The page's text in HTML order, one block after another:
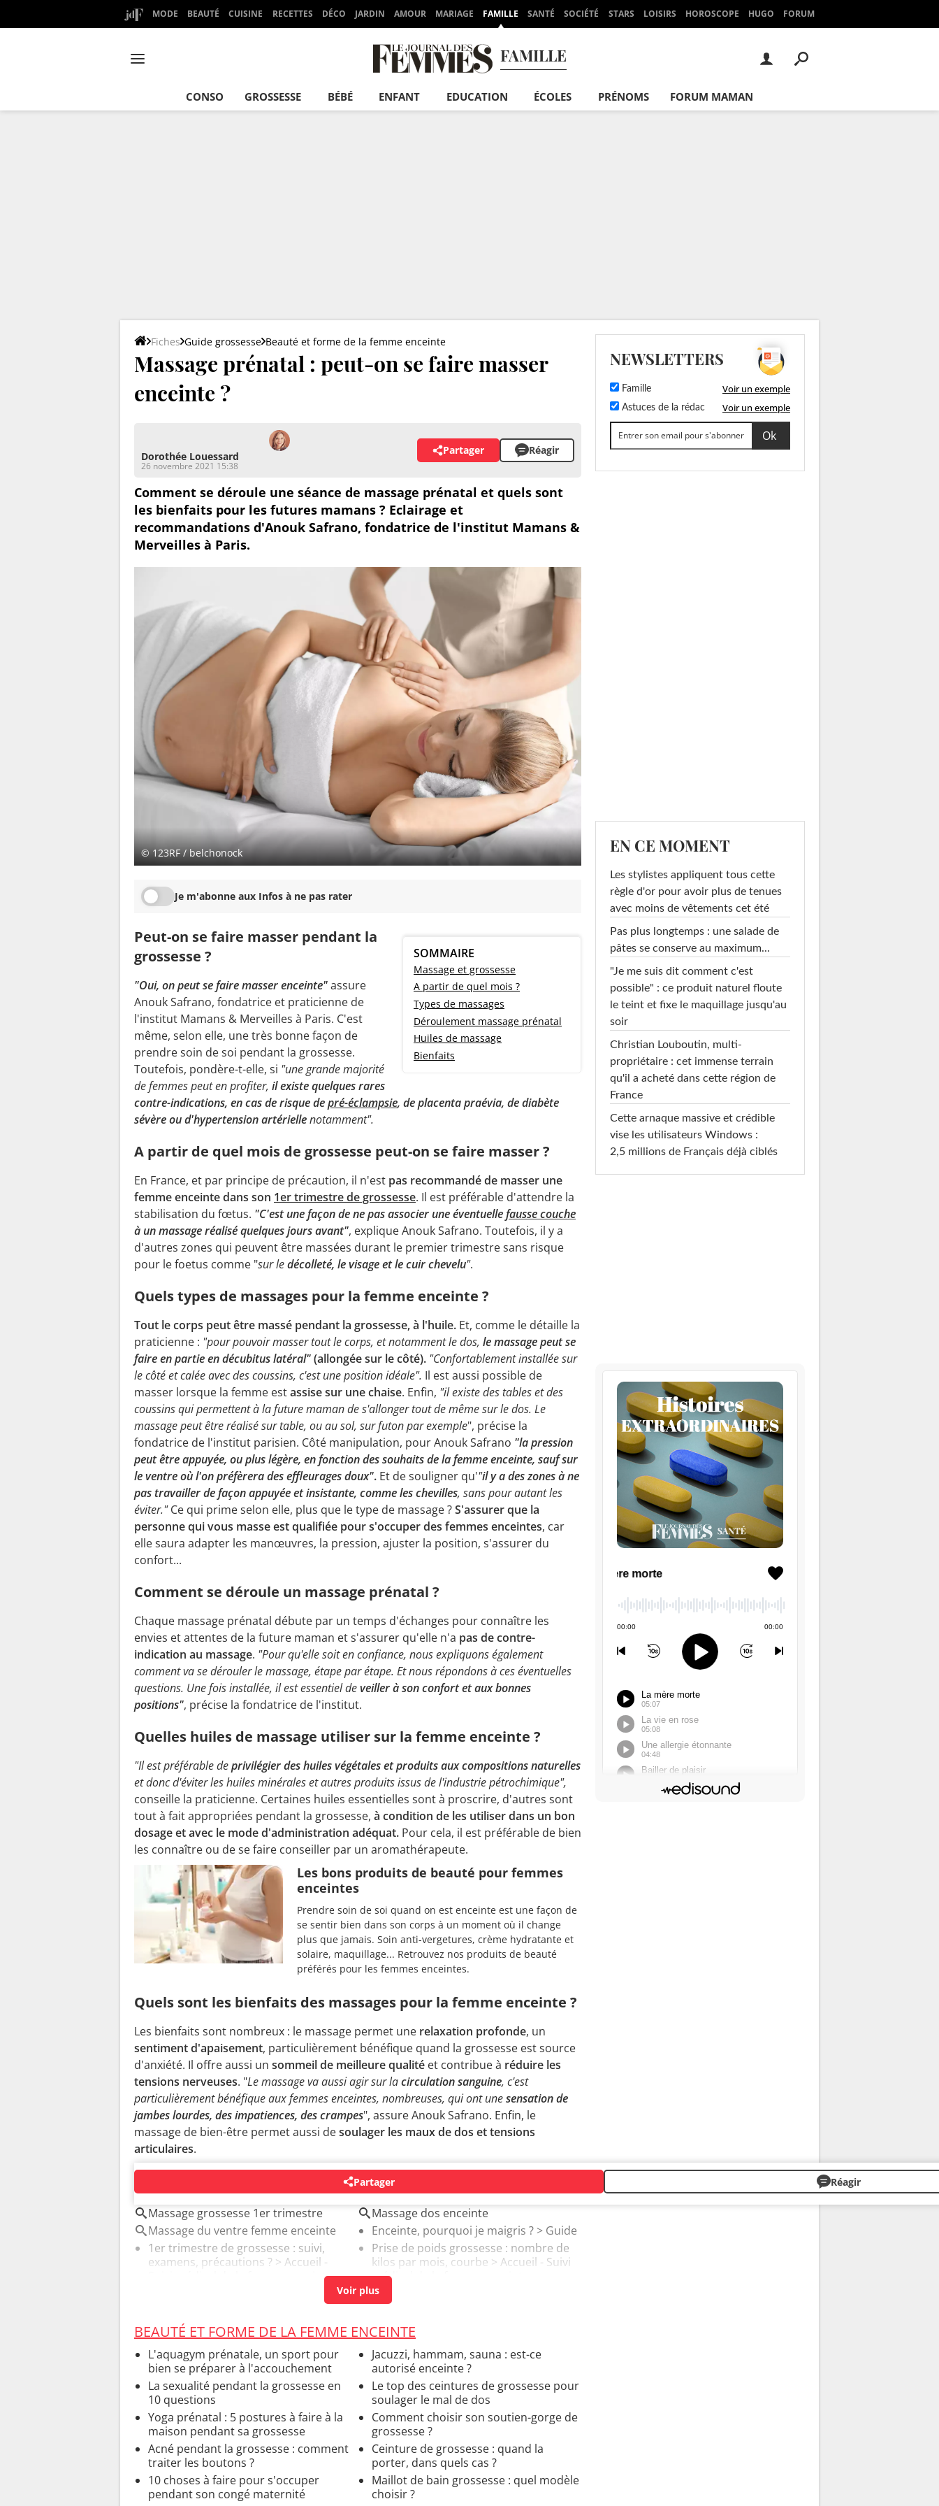
MODE BEAUTÉ CUISINE RECETTES DÉCO JARDIN AMOUR MARIAGE FAMILLE SANTÉ SOCIÉTÉ STARS LOISIRS HOROSCOPE HUGO FORUM
FAMILLE
CONSO GROSSESSE BÉBÉ ENFANT EDUCATION ÉCOLES PRÉNOMS FORUM MAMAN
Fiches Guide grossesse Beauté et forme de la femme enceinte
Massage prénatal : peut-on se faire masser
enceinte ?
Dorothée Louessard
26 novembre 2021 15:38
Partager Réagir
Comment se déroule une séance de massage prénatal et quels sont
les bienfaits pour les futures mamans ? Eclairage et
recommandations d'Anouk Safrano, fondatrice de l'institut Mamans &
Merveilles à Paris.
© 123RF / belchonock
Je m'abonne aux Infos à ne pas rater
SOMMAIRE
Massage et grossesse
A partir de quel mois ?
Types de massages
Déroulement massage prénatal
Huiles de massage
Bienfaits
Peut-on se faire masser pendant la
grossesse ?
"Oui, on peut se faire masser enceinte"assure
Anouk Safrano, fondatrice et praticienne de
l'institut Mamans & Merveilles à Paris. C'est
même, selon elle, une très bonne façon de
prendre soin de soi pendant la grossesse.
Toutefois, pondère-t-elle, si "une grande majorité
de femmes peut en profiter, il existe quelques rares
contre-indications, en cas de risque depré-éclampsie, de placenta praévia, de diabète
sévère ou d'hypertension artériellenotamment".
A partir de quel mois de grossesse peut-on se faire masser ?
En France, et par principe de précaution, il n'est pas recommandé de masser une
femme enceinte dans son 1er trimestre de grossesse. Il est préférable d'attendre la
stabilisation du fœtus. "C'est une façon de ne pas associer une éventuellefausse couche
à un massage réalisé quelques jours avant", explique Anouk Safrano. Toutefois, il y a
d'autres zones qui peuvent être massées durant le premier trimestre sans risque
pour le foetus comme "sur ledécolleté, le visage et le cuir chevelu".
Quels types de massages pour la femme enceinte ?
Tout le corps peut être massé pendant la grossesse, à l'huile. Et, comme le détaille la
praticienne : "pour pouvoir masser tout le corps, et notamment le dos, le massage peut se
faire en partie en décubitus latéral"(allongée sur le côté). "Confortablement installée sur
le côté et calée avec des coussins, c'est une position idéale". Il est aussi possible de
masser lorsque la femme estassise sur une chaise. Enfin, "il existe des tables et des
coussins qui permettent à la future maman de s'allonger tout de même sur le dos. Le
massage peut être réalisé sur table, ou au sol, sur futon par exemple", précise la
fondatrice de l'institut parisien. Côté manipulation, pour Anouk Safrano "la pression
peut être appuyée, ou plus légère, en fonction des souhaits de la femme enceinte, sauf sur
le ventre où l'on préfèrera des effleurages doux". Et de souligner qu'"il y a des zones à ne
pas travailler de façon appuyée et insistante, comme les chevilles, sans pour autant les
éviter."Ce qui prime selon elle, plus que le type de massage ?S'assurer que la
personne qui vous masse est qualifiée pour s'occuper des femmes enceintes, car
elle saura adapter les manœuvres, la pression, ajuster la position, s'assurer du
confort...
Comment se déroule un massage prénatal ?
Chaque massage prénatal débute par un temps d'échanges pour connaître les
envies et attentes de la future maman et s'assurer qu'elle n'a pas de contre-
indication au massage. "Pour qu'elle soit en confiance, nous expliquons également
comment va se dérouler le massage, étape par étape. Et nous répondons à ces éventuelles
questions. Une fois installée, il est essentiel deveiller à son confort et aux bonnes
positions", précise la fondatrice de l'institut.
Quelles huiles de massage utiliser sur la femme enceinte ?
"Il est préférable deprivilégier des huiles végétales et produits aux compositions naturelles
et donc d'éviter les huiles minérales et autres produits issus de l'industrie pétrochimique",
conseille la praticienne. Certaines huiles essentielles sont à proscrire, d'autres sont
tout à fait appropriées pendant la grossesse, à condition de les utiliser dans un bon
dosage et avec le mode d'administration adéquat. Pour cela, il est préférable de bien
les connaître ou de se faire conseiller par un aromathérapeute.
Les bons produits de beauté pour femmes
enceintes
Prendre soin de soi quand on est enceinte est une façon de
se sentir bien dans son corps à un moment où il change
plus que jamais. Soin anti-vergetures, crème hydratante et
solaire, maquillage... Retrouvez nos produits de beauté
préférés pour les femmes enceintes.
Quels sont les bienfaits des massages pour la femme enceinte ?
Les bienfaits sont nombreux : le massage permet une relaxation profonde, un
sentiment d'apaisement, particulièrement bénéfique quand la grossesse est source
d'anxiété. Il offre aussi un sommeil de meilleure qualité et contribue à réduire les
tensions nerveuses. "Le massage va aussi agir sur lacirculation sanguine, c'est
particulièrement bénéfique aux femmes enceintes, nombreuses, qui ont unesensation de
jambes lourdes, des impatiences, des crampes", assure Anouk Safrano. Enfin, le
massage de bien-être permet aussi desoulager les maux de dos et tensions
articulaires.
Partager Réagir
AUTOUR DU MÊME SUJET
Massage grossesse 1er trimestre
Massage dos enceinte
Massage du ventre femme enceinte
Enceinte, pourquoi je maigris ?> Guide
1er trimestre de grossesse : suivi,
examens, précautions ? > Accueil -
Suivi médical de la femme enceinte
Prise de poids grossesse : nombre de
kilos par mois, courbe > Accueil - Suivi
médical de la femme enceinte
BEAUTÉ ET FORME DE LA FEMME ENCEINTE
L'aquagym prénatale, un sport pour
bien se préparer à l'accouchement
Jacuzzi, hammam, sauna : est-ce
autorisé enceinte ?
La sexualité pendant la grossesse en
10 questions
Le top des ceintures de grossesse pour
soulager le mal de dos
Yoga prénatal : 5 postures à faire à la
maison pendant sa grossesse
Comment choisir son soutien-gorge de
grossesse ?
Acné pendant la grossesse : comment
traiter les boutons ?
Ceinture de grossesse : quand la
porter, dans quels cas ?
10 choses à faire pour s'occuper
pendant son congé maternité
Maillot de bain grossesse : quel modèle
choisir ?
NEWSLETTERS
Famille Voir un exemple
Astuces de la rédac Voir un exemple
EN CE MOMENT
Les stylistes appliquent tous cette
règle d'or pour avoir plus de tenues
avec moins de vêtements cet été
Pas plus longtemps : une salade de
pâtes se conserve au maximum...
"Je me suis dit comment c'est
possible" : ce produit naturel floute
le teint et fixe le maquillage jusqu'au
soir
Christian Louboutin, multi-
propriétaire : cet immense terrain
qu'il a acheté dans cette région de
France
Cette arnaque massive et crédible
vise les utilisateurs Windows :
2,5 millions de Français déjà ciblés